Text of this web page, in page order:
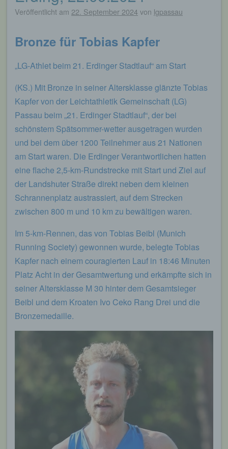
Veröffentlicht am 22. September 2024 von lgpassau
Bronze für Tobias Kapfer
„LG-Athlet beim 21. Erdinger Stadtlauf“ am Start
(KS.) Mit Bronze in seiner Altersklasse glänzte Tobias
Kapfer von der Leichtathletik Gemeinschaft (LG)
Passau beim „21. Erdinger Stadtlauf“, der bei
schönstem Spätsommer-wetter ausgetragen wurden
und bei dem über 1200 Teilnehmer aus 21 Nationen
am Start waren. Die Erdinger Verantwortlichen hatten
eine flache 2,5-km-Rundstrecke mit Start und Ziel auf
der Landshuter Straße direkt neben dem kleinen
Schrannenplatz austrassiert, auf dem Strecken
zwischen 800 m und 10 km zu bewältigen waren.
Im 5-km-Rennen, das von Tobias Beibl (Munich
Running Society) gewonnen wurde, belegte Tobias
Kapfer nach einem couragierten Lauf in 18:46 Minuten
Platz Acht in der Gesamtwertung und erkämpfte sich in
seiner Altersklasse M 30 hinter dem Gesamtsieger
Beibl und dem Kroaten Ivo Ceko Rang Drei und die
Bronzemedaille.